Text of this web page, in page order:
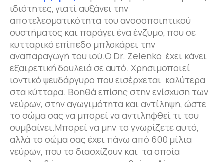
ιδιότητες, γιατί αυξάνει την
αποτελεσματικότητα του ανοσοποιητικού
συστήματος και παράγει ένα ένζυμο, που σε
κυτταρικό επίπεδο μπλοκάρει την
αναπαραγωγή του ιού.Ο Dr. Zelenko έχει κάνει
εξαιρετική δουλειά σε αυτό. Χρησιμοποιεί
ιοντικό ψευδάργυρο που εισέρχεται καλύτερα
στα κύτταρα. Βοηθά επίσης στην ενίσχυση των
νεύρων, στην αγωγιμότητα και αντίληψη, ώστε
το σώμα σας να μπορεί να αντιληφθεί τι του
συμβαίνει.Μπορεί να μην το γνωρίζετε αυτό,
αλλά το σώμα σας έχει πάνω από 600 μίλια
νεύρων, που το διασχίζουν και τα οποία